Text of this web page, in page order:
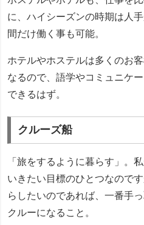
に、ハイシーズンの時期は人
間だけ働く事も可能。
ホテルやホステルは多くのお
なるので、語学やコミュニケ
できるはず。
クルーズ船
「旅をするように暮らす」。
いきたい目標のひとつなので
らしたいのであれば、一番手
クルーになること。